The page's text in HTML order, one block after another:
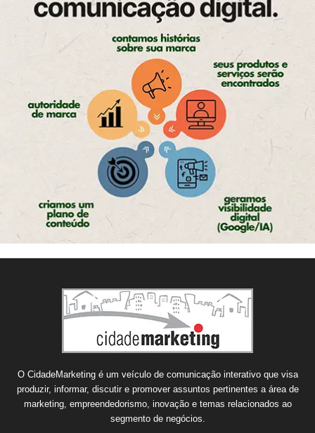
O CidadeMarketing é um veículo de comunicação interativo que visa
produzir, informar, discutir e promover assuntos pertinentes a área de
marketing, empreendedorismo, inovação e temas relacionados ao
segmento de negócios.